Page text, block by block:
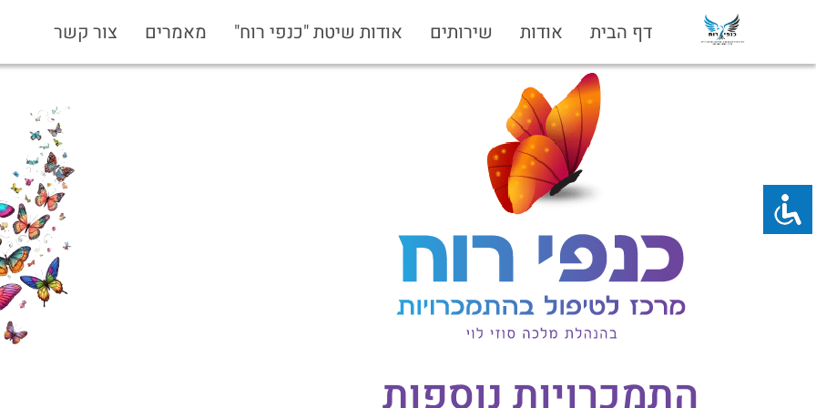
דף הבית אודות שירותים אודות שיטת "כנפי רוח" מאמרים צור קשר